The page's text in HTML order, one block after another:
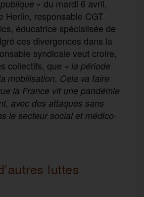
» du mardi 6 avril,
Herlin, responsable CGT
éducatrice spécialisée de
ces divergences dans la
syndicale veut croire,
collectifs, que « la période
mobilisation. Cela va faire
la France vit une pandémie
avec des attaques sans
le secteur social et médico-
luttes